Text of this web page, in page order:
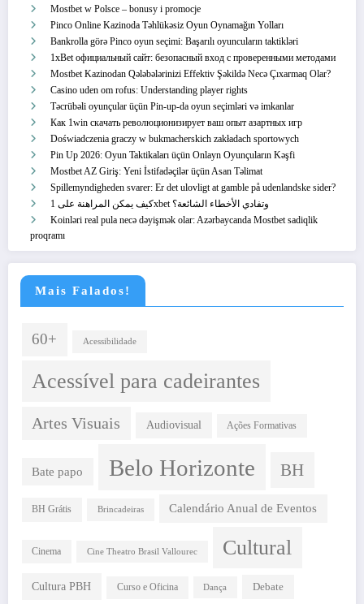
Mostbet w Polsce – bonusy i promocje
Pinco Online Kazinoda Təhlükəsiz Oyun Oynamağın Yolları
Bankrolla görə Pinco oyun seçimi: Başarılı oyuncuların taktikləri
1xBet официальный сайт: безопасный вход с проверенными методами
Mostbet Kazinodan Qələbələrinizi Effektiv Şəkildə Necə Çıxarmaq Olar?
Casino uden om rofus: Understanding player rights
Təcrübəli oyunçular üçün Pin-up-da oyun seçimləri və imkanlar
Как 1win скачать революционизирует ваш опыт азартных игр
Doświadczenia graczy w bukmacherskich zakładach sportowych
Pin Up 2026: Oyun Taktikaları üçün Onlayn Oyunçuların Kəşfi
Mostbet AZ Giriş: Yeni İstifadəçilər üçün Asan Təlimat
Spillemyndigheden svarer: Er det ulovligt at gamble på udenlandske sider?
كيف يمكن المراهنة على 1xbet وتفادي الأخطاء الشائعة؟
Koinləri real pula necə dəyişmək olar: Azərbaycanda Mostbet sadiqlik
proqramı
Mais Falados!
60+ Acessibilidade
Acessível para cadeirantes
Artes Visuais Audiovisual Ações Formativas
Bate papo Belo Horizonte BH
BH Grátis Brincadeiras Calendário Anual de Eventos
Cinema Cine Theatro Brasil Vallourec Cultural
Cultura PBH Curso e Oficina Dança Debate